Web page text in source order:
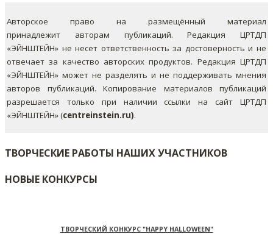
Авторское право на размещённый материал
принадлежит авторам публикаций. Редакция ЦРТДП
«ЭЙНШТЕЙН» не несет ответственность за достоверность и не
отвечает за качество авторских продуктов. Редакция ЦРТДП
«ЭЙНШТЕЙН» может не разделять и не поддерживать мнения
авторов публикаций. Копирование материалов публикаций
разрешается только при наличии ссылки на сайт ЦРТДП
«ЭЙНШТЕЙН» (centreinstein.ru).
ТВОРЧЕСКИЕ РАБОТЫ НАШИХ УЧАСТНИКОВ
НОВЫЕ КОНКУРСЫ
ТВОРЧЕСКИЙ КОНКУРС "HAPPY HALLOWEEN"